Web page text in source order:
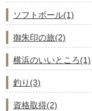
ソフトボール(1)
御朱印の旅(2)
横浜のいいところ(1)
釣り(3)
資格取得(2)